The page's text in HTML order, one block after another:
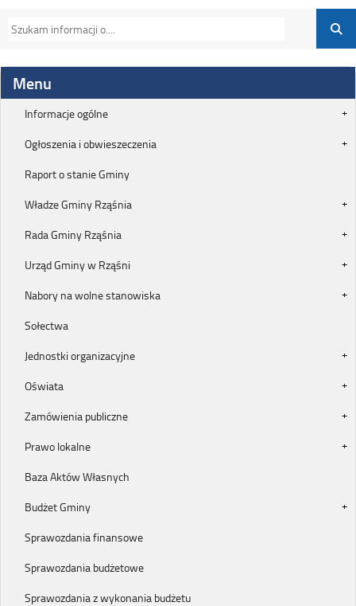
Menu
Informacje ogólne
Ogłoszenia i obwieszeczenia
Raport o stanie Gminy
Władze Gminy Rząśnia
Rada Gminy Rząśnia
Urząd Gminy w Rząśni
Nabory na wolne stanowiska
Sołectwa
Jednostki organizacyjne
Oświata
Zamówienia publiczne
Prawo lokalne
Baza Aktów Własnych
Budżet Gminy
Sprawozdania finansowe
Sprawozdania budżetowe
Sprawozdania z wykonania budżetu